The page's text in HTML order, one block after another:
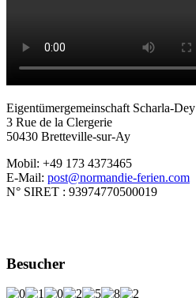
Eigentümergemeinschaft Scharla-Dey
3 Rue de la Clergerie
50430 Bretteville-sur-Ay
Mobil: +49 173 4373465
E-Mail: post@normandie-ferien.com
N° SIRET : 93974770500019
Besucher